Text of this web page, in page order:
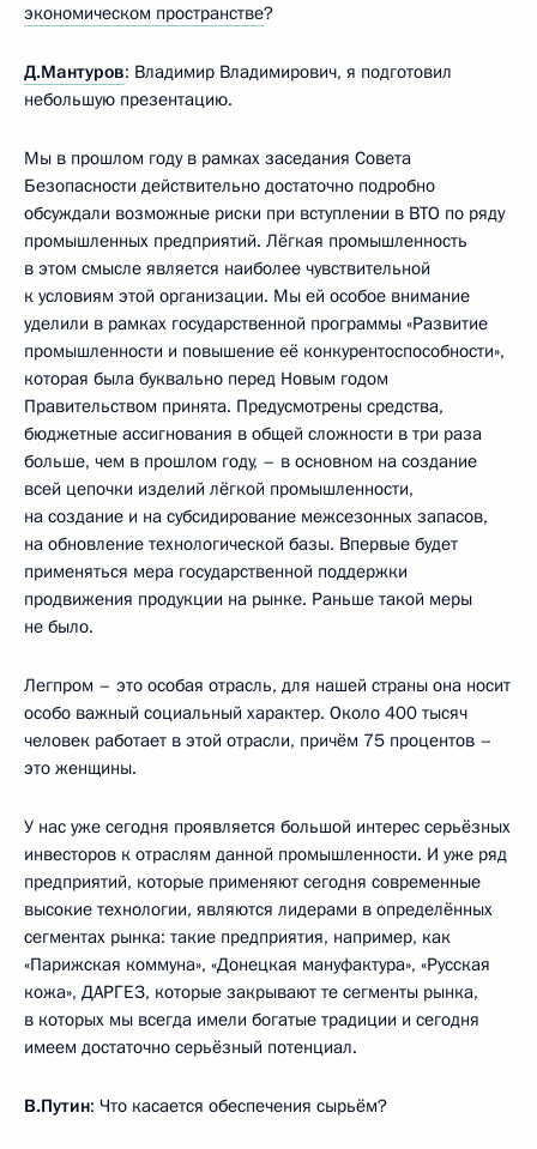
экономическом пространстве?
Д.Мантуров: Владимир Владимирович, я подготовил
небольшую презентацию.
Мы в прошлом году в рамках заседания Совета
Безопасности действительно достаточно подробно
обсуждали возможные риски при вступлении в ВТО по ряду
промышленных предприятий. Лёгкая промышленность
в этом смысле является наиболее чувствительной
к условиям этой организации. Мы ей особое внимание
уделили в рамках государственной программы «Развитие
промышленности и повышение её конкурентоспособности»,
которая была буквально перед Новым годом
Правительством принята. Предусмотрены средства,
бюджетные ассигнования в общей сложности в три раза
больше, чем в прошлом году, – в основном на создание
всей цепочки изделий лёгкой промышленности,
на создание и на субсидирование межсезонных запасов,
на обновление технологической базы. Впервые будет
применяться мера государственной поддержки
продвижения продукции на рынке. Раньше такой меры
не было.
Легпром – это особая отрасль, для нашей страны она носит
особо важный социальный характер. Около 400 тысяч
человек работает в этой отрасли, причём 75 процентов –
это женщины.
У нас уже сегодня проявляется большой интерес серьёзных
инвесторов к отраслям данной промышленности. И уже ряд
предприятий, которые применяют сегодня современные
высокие технологии, являются лидерами в определённых
сегментах рынка: такие предприятия, например, как
«Парижская коммуна», «Донецкая мануфактура», «Русская
кожа», ДАРГЕЗ, которые закрывают те сегменты рынка,
в которых мы всегда имели богатые традиции и сегодня
имеем достаточно серьёзный потенциал.
В.Путин: Что касается обеспечения сырьём?